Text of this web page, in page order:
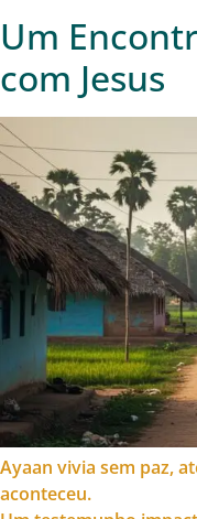
Um
com Jesus
Ayaan vivia sem paz,
aconteceu.